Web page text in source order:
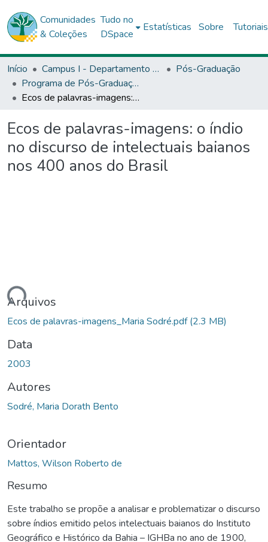
Comunidades
& Coleções
Tudo no
DSpace
Estatísticas Sobre Tutoriais
Início Campus I - Departamento de Educação (DEDC) - Salvador
Pós-Graduação
Programa de Pós-Graduação Stricto Sensu (Mestrado Acadêmico) em Educação e Contemporaneidade (PPGEduC)
Ecos de palavras-imagens: o índio no discurso de intelectuais baianos nos 400 anos do Brasil
Ecos de palavras-imagens: o índio
no discurso de intelectuais baianos
nos 400 anos do Brasil
Arquivos
Ecos de palavras-imagens_Maria Sodré.pdf(2.3 MB)
Data
2003
Autores
Sodré, Maria Dorath Bento
Orientador
Mattos, Wilson Roberto de
Resumo
Este trabalho se propõe a analisar e problematizar o discurso
sobre índios emitido pelos intelectuais baianos do Instituto
Geográfico e Histórico da Bahia – IGHBa no ano de 1900,